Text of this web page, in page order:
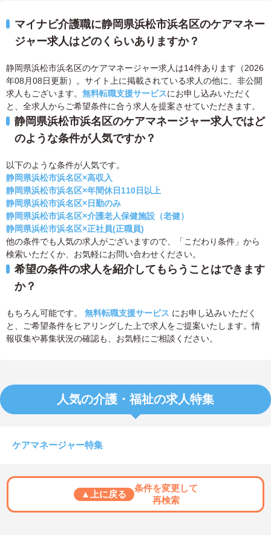
マイナビ介護職に静岡県浜松市浜名区のケアマネー
ジャー求人はどのくらいありますか？
静岡県浜松市浜名区のケアマネージャー求人は14件あります（2026
年08月08日更新）。サイト上に掲載されている求人の他に、非公開
求人もございます。 無料転職支援サービスにお申し込みいただく
と、全求人からご希望条件に合う求人を提案させていただきます。
静岡県浜松市浜名区のケアマネージャー求人ではど
のような条件が人気ですか？
以下のような条件が人気です。
静岡県浜松市浜名区×高収入
静岡県浜松市浜名区×年間休日110日以上
静岡県浜松市浜名区×日勤のみ
静岡県浜松市浜名区×介護老人保健施設（老健）
静岡県浜松市浜名区×正社員(正職員)
他の条件でも人気の求人がございますので、「こだわり条件」から
検索いただくか、お気軽にお問い合わせください。
希望の条件の求人を紹介してもらうことはできます
か？
もちろん可能です。 無料転職支援サービス にお申し込みいただく
と、ご希望条件をヒアリングした上で求人をご提案いたします。情
報収集や募集状況の確認も、お気軽にご相談ください。
人気の介護・福祉の求人特集
ケアマネージャー特集
▲上に戻る
条件を変更して
再検索